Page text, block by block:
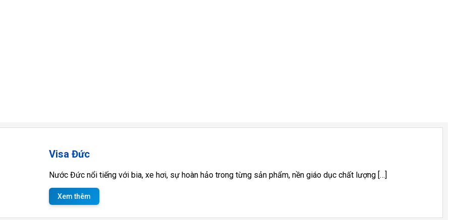
Visa Đức
Nước Đức nổi tiếng với bia, xe hơi, sự hoàn hảo trong từng sản phẩm, nền giáo dục chất lượng […]
Xem thêm